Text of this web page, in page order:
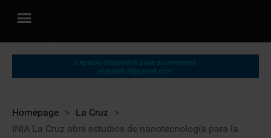
Homepage > La Cruz
>
INIA La Cruz abre estudios de nanotecnología para la